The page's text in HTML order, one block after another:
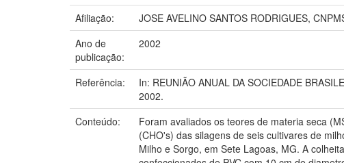
Afiliação:
JOSE AVELINO SANTOS RODRIGUES,
Ano de
publicação:
2002
Referência:
In: REUNIÃO ANUAL DA SOCIEDADE
2002.
Conteúdo:
Foram avaliados os teores de materia seca
(CHO's) das silagens de seis cultivares de
Milho e Sorgo, em Sete Lagoas, MG. A